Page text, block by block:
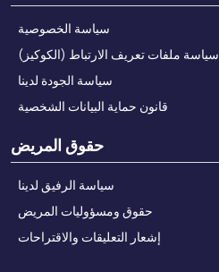
سياسة الخصوصية
سياسة ملفات تعريف الارتباط (الكوكيز)
سياسة الجودة لدينا
قانون حماية البيانات الشخصية
حقوق المريض
سياسة الرفيق لدينا
حقوق ومسؤوليات المريض
إشعار التعليقات والاقتراحات